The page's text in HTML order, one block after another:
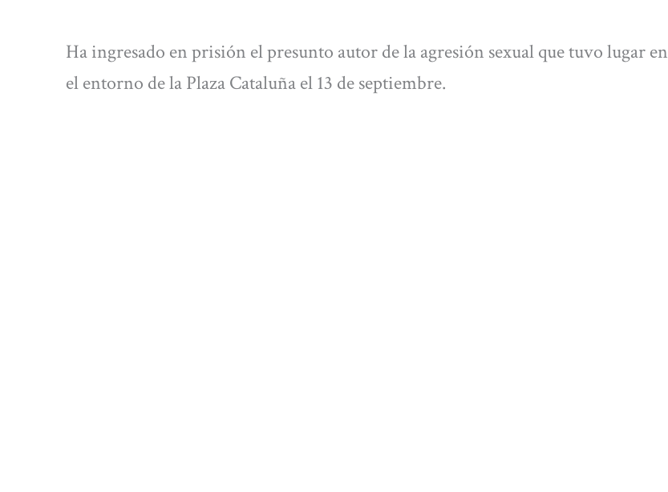
Ha ingresado en prisión el presunto autor de la agresión sexual que tuvo lugar en
el entorno de la Plaza Cataluña el 13 de septiembre.